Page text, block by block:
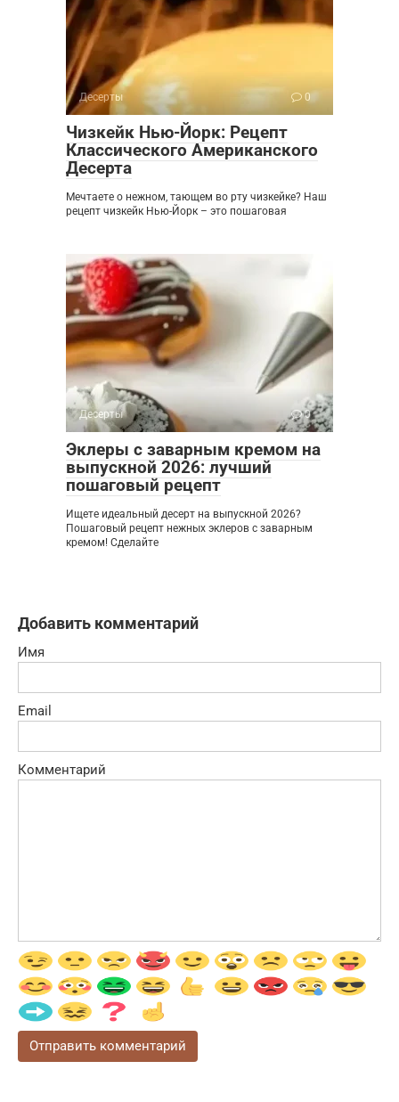
Десерты 0
Чизкейк Нью-Йорк: Рецепт
Классического Американского
Десерта
Мечтаете о нежном, тающем во рту чизкейке? Наш
рецепт чизкейк Нью-Йорк – это пошаговая
Десерты 0
Эклеры с заварным кремом на
выпускной 2026: лучший
пошаговый рецепт
Ищете идеальный десерт на выпускной 2026?
Пошаговый рецепт нежных эклеров с заварным
кремом! Сделайте
Добавить комментарий
Имя
Email
Комментарий